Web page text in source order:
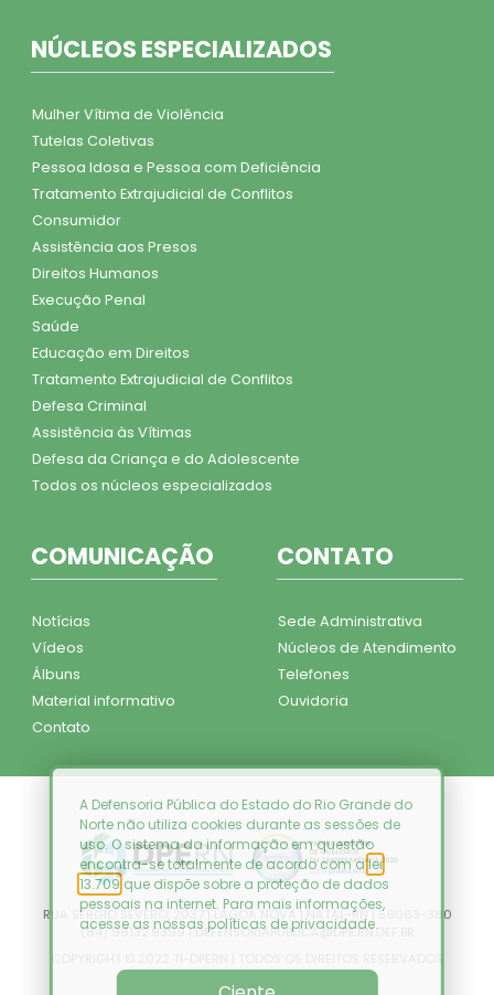
NÚCLEOS ESPECIALIZADOS
Mulher Vítima de Violência
Tutelas Coletivas
Pessoa Idosa e Pessoa com Deficiência
Tratamento Extrajudicial de Conflitos
Consumidor
Assistência aos Presos
Direitos Humanos
Execução Penal
Saúde
Educação em Direitos
Tratamento Extrajudicial de Conflitos
Defesa Criminal
Assistência às Vítimas
Defesa da Criança e do Adolescente
Todos os núcleos especializados
COMUNICAÇÃO
Notícias
Vídeos
Álbuns
Material informativo
Contato
CONTATO
Sede Administrativa
Núcleos de Atendimento
Telefones
Ouvidoria
RUA SÉRGIO SEVERO, 2037 | LAGOA NOVA | NATAL-RN | 59063-380
(84) 98132.9399 | DEFENSORIAPUBLICA@DPE.RN.DEF.BR
A Defensoria Pública do Estado do Rio Grande do
Norte não utiliza cookies durante as sessões de
uso. O sistema da informação em questão
encontra-se totalmente de acordo com alei
13.709 que dispõe sobre a proteção de dados
pessoais na internet. Para mais informações,
acesse as nossas políticas de privacidade.